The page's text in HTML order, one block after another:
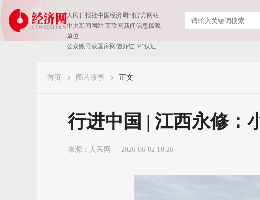
人民日报社中国经济周刊官方网站
中央新闻网站 互联网新闻信息稿源
单位
公众账号获国家网信办红“V”认证
首页 图片故事 正文
行进中国 | 江西永修：
来源： 人民网 2026-06-02 10:26